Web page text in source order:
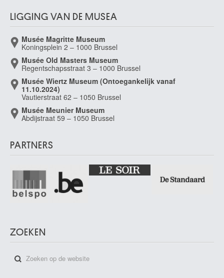
LIGGING VAN DE MUSEA
Musée Magritte Museum
Koningsplein 2 – 1000 Brussel
Musée Old Masters Museum
Regentschapsstraat 3 – 1000 Brussel
Musée Wiertz Museum (Ontoegankelijk vanaf
11.10.2024)
Vautierstraat 62 – 1050 Brussel
Musée Meunier Museum
Abdijstraat 59 – 1050 Brussel
PARTNERS
ZOEKEN